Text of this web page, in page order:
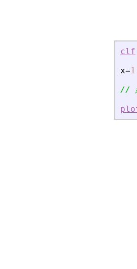
clf
x=1
//